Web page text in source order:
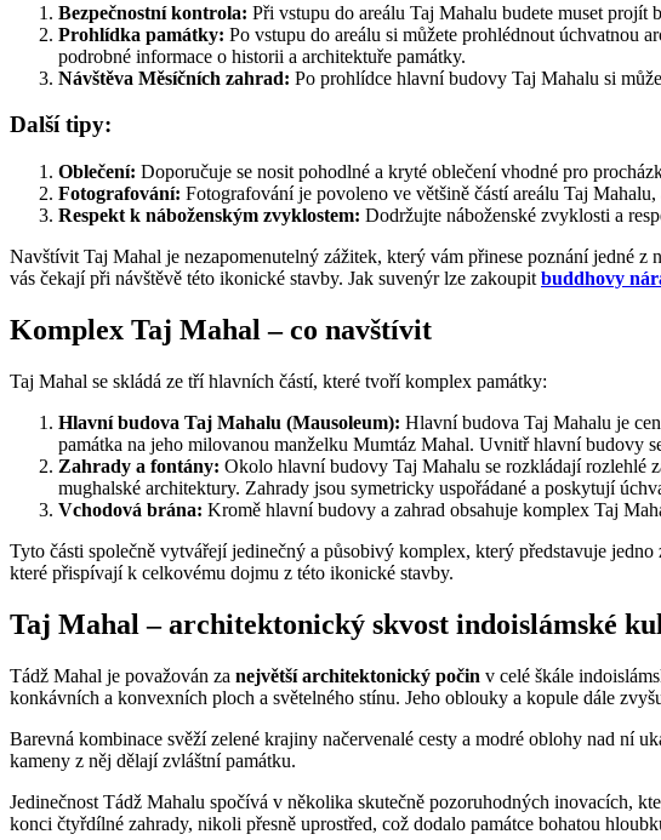
Bezpečnostní kontrola: Při vstupu do areálu Taj Mahalu budete muset projít
Prohlídka památky: Po vstupu do areálu si můžete prohlédnout úchvatnou
podrobné informace o historii a architektuře památky.
Návštěva Měsíčních zahrad: Po prohlídce hlavní budovy Taj Mahalu si
Další tipy:
Oblečení: Doporučuje se nosit pohodlné a kryté oblečení vhodné pro
Fotografování: Fotografování je povoleno ve většině částí areálu Taj
Respekt k náboženským zvyklostem: Dodržujte náboženské zvyklosti a
Navštívit Taj Mahal je nezapomenutelný zážitek, který vám přinese poznání jedné
vás čekají při návštěvě této ikonické stavby. Jak suvenýr lze zakoupit buddhovy
Komplex Taj Mahal – co navštívit
Taj Mahal se skládá ze tří hlavních částí, které tvoří komplex památky:
Hlavní budova Taj Mahalu (Mausoleum): Hlavní budova Taj Mahalu je
památka na jeho milovanou manželku Mumtáz Mahal. Uvnitř hlavní budovy
Zahrady a fontány: Okolo hlavní budovy Taj Mahalu se rozkládají rozlehlé
mughalské architektury. Zahrady jsou symetricky uspořádané a poskytují
Vchodová brána: Kromě hlavní budovy a zahrad obsahuje komplex Taj
Tyto části společně vytvářejí jedinečný a působivý komplex, který představuje
které přispívají k celkovému dojmu z této ikonické stavby.
Taj Mahal – architektonický skvost indoislámské
Tádž Mahal je považován za největší architektonický počin v celé škále
konkávních a konvexních ploch a světelného stínu. Jeho oblouky a kopule dále
Barevná kombinace svěží zelené krajiny načervenalé cesty a modré oblohy nad ní
kameny z něj dělají zvláštní památku.
Jedinečnost Tádž Mahalu spočívá v několika skutečně pozoruhodných inovacích,
konci čtyřdílné zahrady, nikoli přesně uprostřed, což dodalo památce bohatou